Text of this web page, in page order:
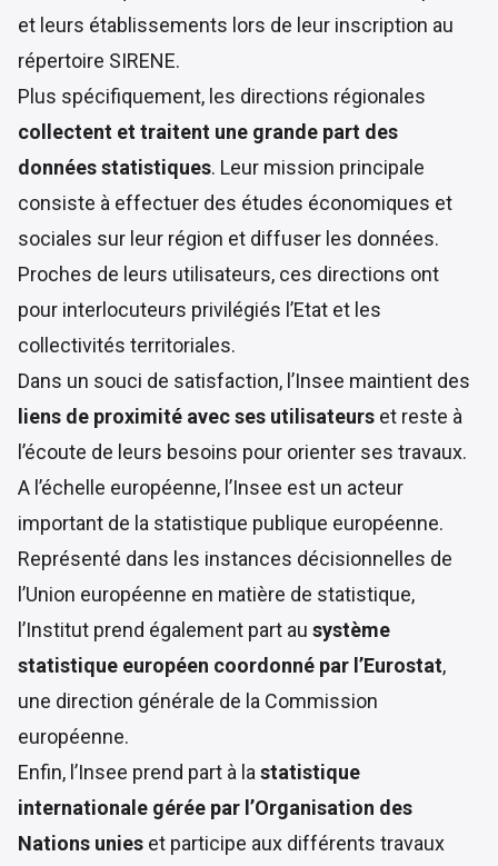
et leurs établissements lors de leur inscription au
répertoire SIRENE.
Plus spécifiquement, les directions régionales
collectent et traitent une grande part des
données statistiques. Leur mission principale
consiste à effectuer des études économiques et
sociales sur leur région et diffuser les données.
Proches de leurs utilisateurs, ces directions ont
pour interlocuteurs privilégiés l’Etat et les
collectivités territoriales.
Dans un souci de satisfaction, l’Insee maintient des
liens de proximité avec ses utilisateurs et reste à
l’écoute de leurs besoins pour orienter ses travaux.
A l’échelle européenne, l’Insee est un acteur
important de la statistique publique européenne.
Représenté dans les instances décisionnelles de
l’Union européenne en matière de statistique,
l’Institut prend également part au système
statistique européen coordonné par l’Eurostat,
une direction générale de la Commission
européenne.
Enfin, l’Insee prend part à la statistique
internationale gérée par l’Organisation des
Nations unies et participe aux différents travaux